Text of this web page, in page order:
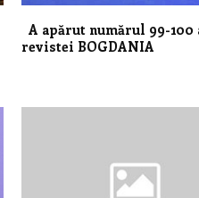
A apărut numărul 99-100
revistei BOGDANIA